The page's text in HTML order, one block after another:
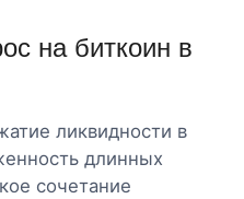
на биткоин в
ликвидности в
длинных
сочетание